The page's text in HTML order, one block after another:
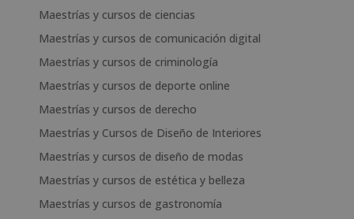
Maestrías y cursos de ciencias
Maestrías y cursos de comunicación digital
Maestrías y cursos de criminología
Maestrías y cursos de deporte online
Maestrías y cursos de derecho
Maestrías y Cursos de Diseño de Interiores
Maestrías y cursos de diseño de modas
Maestrías y cursos de estética y belleza
Maestrías y cursos de gastronomía